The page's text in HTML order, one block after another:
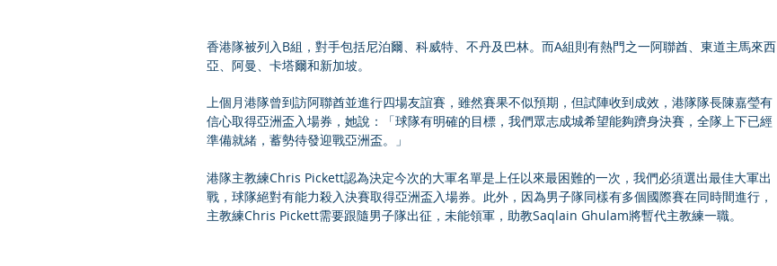
香港隊被列入B組，對手包括尼泊爾、科威特、不丹及巴林。而A組則有熱門之一阿聯酋、東道主馬來西
亞、阿曼、卡塔爾和新加坡。
上個月港隊曾到訪阿聯酋並進行四場友誼賽，雖然賽果不似預期，但試陣收到成效，港隊隊長陳嘉瑩有
信心取得亞洲盃入場券，她說：「球隊有明確的目標，我們眾志成城希望能夠躋身決賽，全隊上下已經
準備就緒，蓄勢待發迎戰亞洲盃。」
港隊主教練Chris Pickett認為決定今次的大軍名單是上任以來最困難的一次，我們必須選出最佳大軍出
戰，球隊絕對有能力殺入決賽取得亞洲盃入場券。此外，因為男子隊同樣有多個國際賽在同時間進行，
主教練Chris Pickett需要跟隨男子隊出征，未能領軍，助教Saqlain Ghulam將暫代主教練一職。